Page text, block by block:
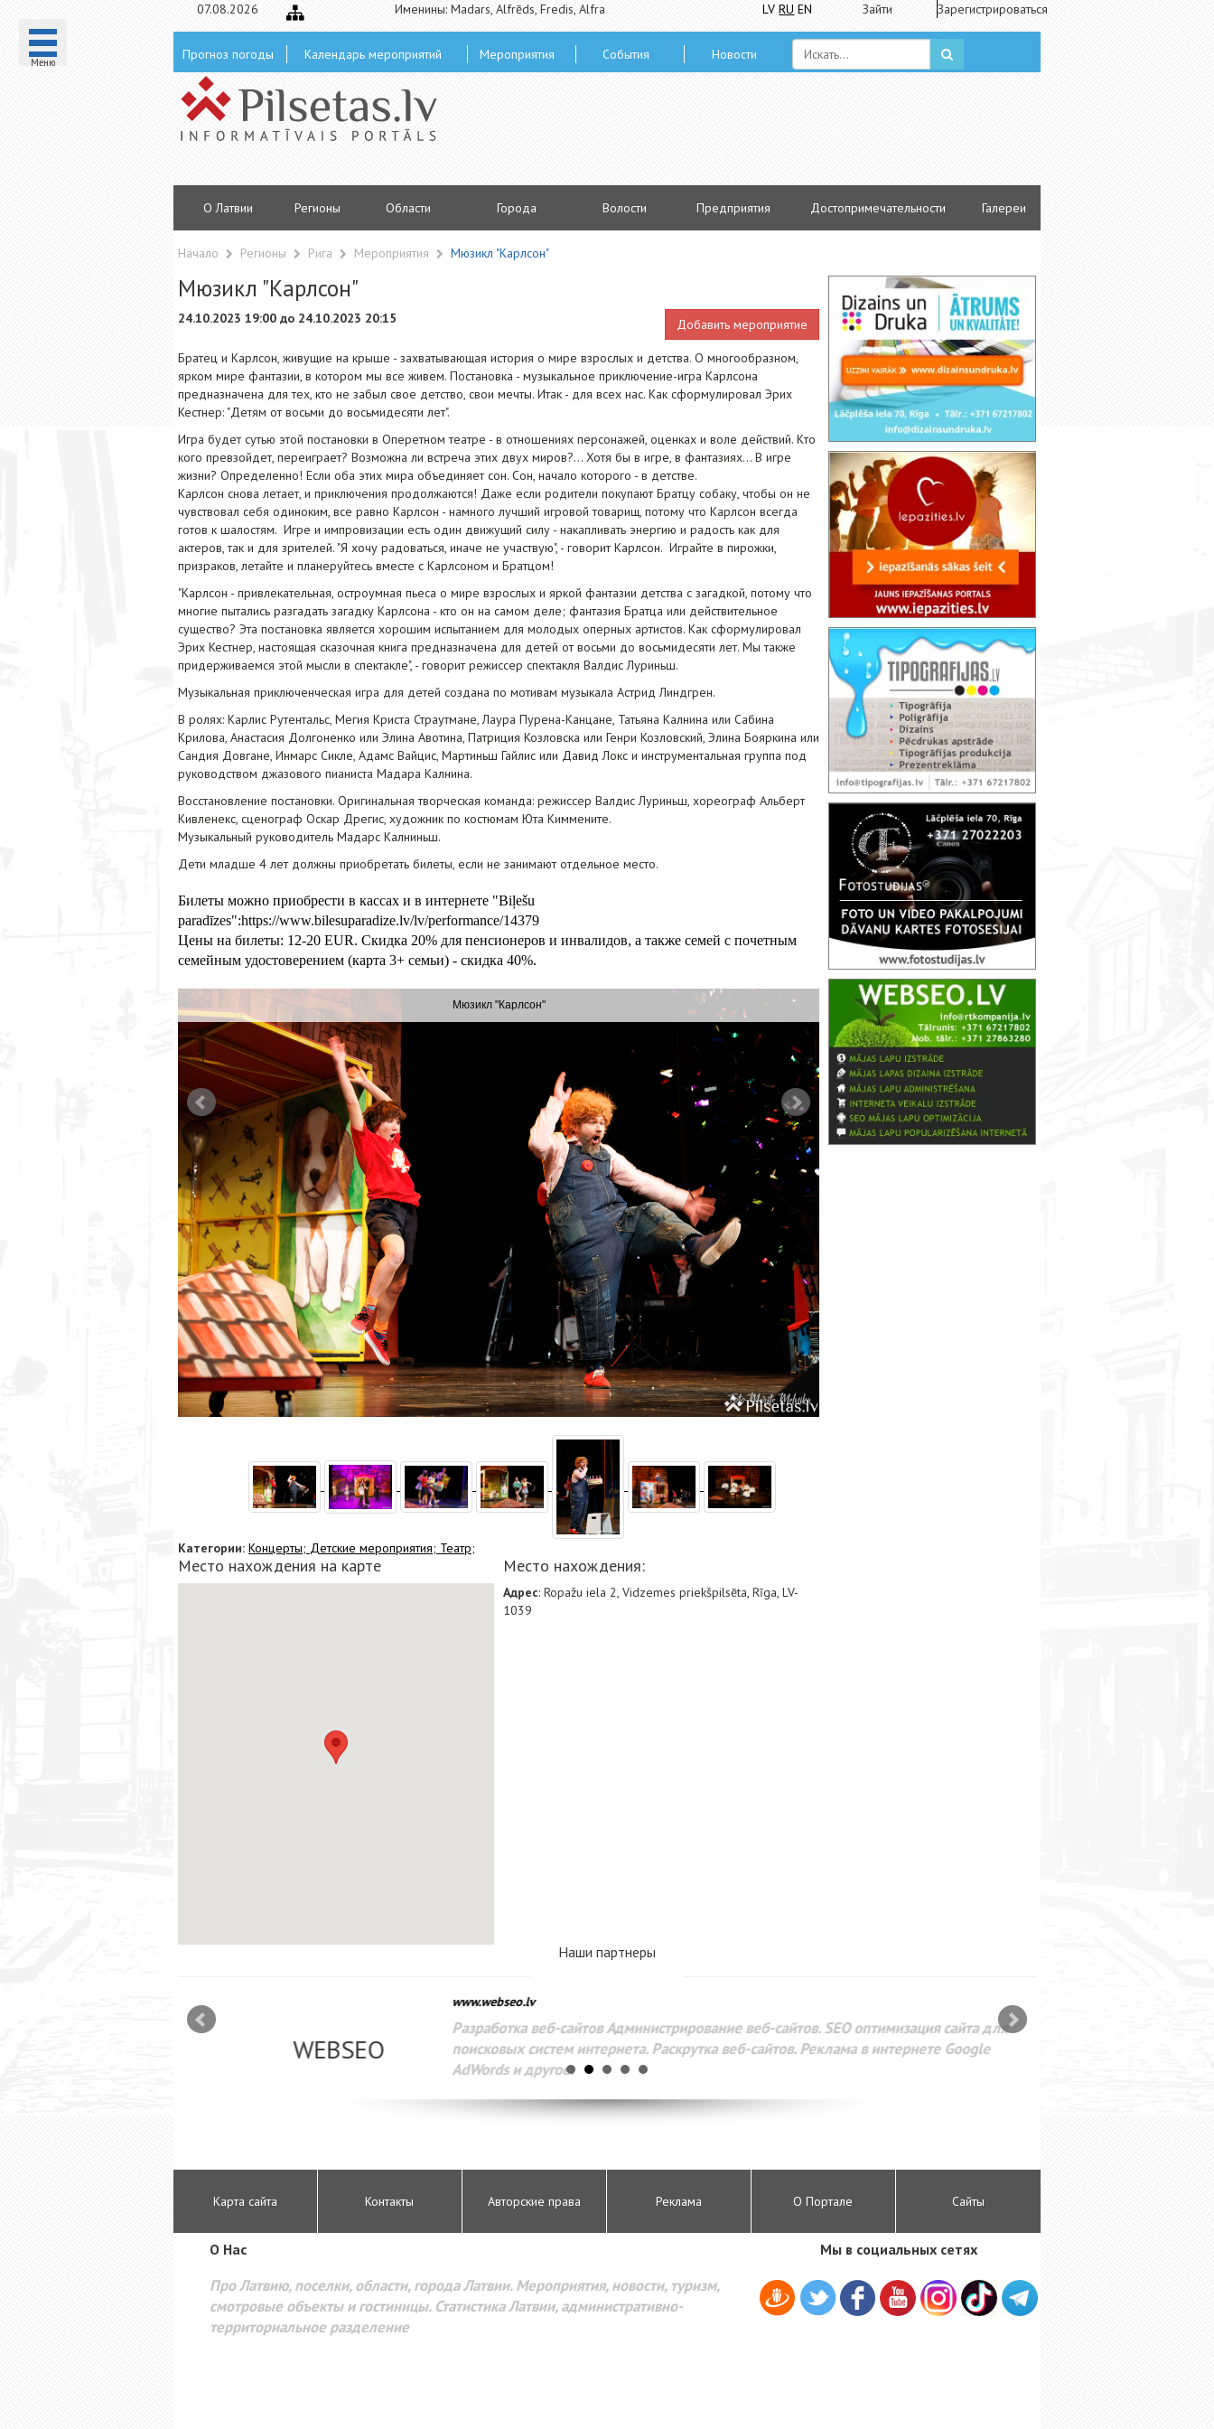
Mеню
07.08.2026 Именины: Madars, Alfrēds, Fredis, Alfra LV RU EN Зайти Зарегистрироваться
Прогноз погоды Календарь мероприятий Мероприятия Cобытия Hовости
О Латвии Регионы Oбласти Городa Волости Предприятия Достопримечательности Галереи
Начало Регионы Рига Мероприятия Мюзикл "Карлсон"
Мюзикл "Карлсон"
24.10.2023 19:00 до 24.10.2023 20:15 Добавить мероприятие
Братец и Карлсон, живущие на крыше - захватывающая история о мире взрослых и детства. О многообразном,
ярком мире фантазии, в котором мы все живем. Постановка - музыкальное приключение-игра Карлсона
предназначена для тех, кто не забыл свое детство, свои мечты. Итак - для всех нас. Как сформулировал Эрих
Кестнер: "Детям от восьми до восьмидесяти лет".
Игра будет сутью этой постановки в Оперетном театре - в отношениях персонажей, оценках и воле действий. Кто
кого превзойдет, переиграет? Возможна ли встреча этих двух миров?... Хотя бы в игре, в фантазиях... В игре
жизни? Определенно! Если оба этих мира объединяет сон. Сон, начало которого - в детстве.
Карлсон снова летает, и приключения продолжаются! Даже если родители покупают Братцу собаку, чтобы он не
чувствовал себя одиноким, все равно Карлсон - намного лучший игровой товарищ, потому что Карлсон всегда
готов к шалостям. Игре и импровизации есть один движущий силу - накапливать энергию и радость как для
актеров, так и для зрителей. "Я хочу радоваться, иначе не участвую", - говорит Карлсон. Играйте в пирожки,
призраков, летайте и планеруйтесь вместе с Карлсоном и Братцом!
"Карлсон - привлекательная, остроумная пьеса о мире взрослых и яркой фантазии детства с загадкой, потому что
многие пытались разгадать загадку Карлсона - кто он на самом деле; фантазия Братца или действительное
существо? Эта постановка является хорошим испытанием для молодых оперных артистов. Как сформулировал
Эрих Кестнер, настоящая сказочная книга предназначена для детей от восьми до восьмидесяти лет. Мы также
придерживаемся этой мысли в спектакле", - говорит режиссер спектакля Валдис Луриньш.
Музыкальная приключенческая игра для детей создана по мотивам музыкала Астрид Линдгрен.
В ролях: Карлис Рутентальс, Мегия Криста Страутмане, Лаура Пурена-Канцане, Татьяна Калнина или Сабина
Крилова, Анастасия Долгоненко или Элина Авотина, Патриция Козловска или Генри Козловский, Элина Бояркина или
Сандия Довгане, Инмарс Сикле, Адамс Вайцис, Мартиньш Гайлис или Давид Локс и инструментальная группа под
руководством джазового пианиста Мадара Калнина.
Восстановление постановки. Оригинальная творческая команда: режиссер Валдис Луриньш, хореограф Альберт
Кивленекс, сценограф Оскар Дрегис, художник по костюмам Юта Киммените.
Музыкальный руководитель Мадарс Калниньш.
Дети младше 4 лет должны приобретать билеты, если не занимают отдельное место.
Билеты можно приобрести в кассах и в интернете "Biļešu
paradīzes":https://www.bilesuparadize.lv/lv/performance/14379
Цены на билеты: 12-20 EUR. Скидка 20% для пенсионеров и инвалидов, а также семей с почетным
семейным удостоверением (карта 3+ семьи) - скидка 40%.
Мюзикл "Карлсон"
Категории: Концерты; Детские мероприятия; Театр;
Место нахождения на карте Место нахождения:
Адрес: Ropažu iela 2, Vidzemes priekšpilsēta, Rīga, LV-
1039
Наши партнеры
WEBSEO
www.webseo.lv
Разработка веб-сайтов Администрирование веб-сайтов. SEO оптимизация сайта для
поисковых систем интернета. Раскрутка веб-сайтов. Реклама в интернете Google
AdWords и другое.
Карта сайта Контакты Авторские права Реклама О Портале Сайты
O Hac
Про Латвию, поселки, области, города Латвии. Мероприятия, новости, туризм,
смотровые объекты и гостиницы. Статистика Латвии, административно-
территориальное разделение
Мы в социальных сетях